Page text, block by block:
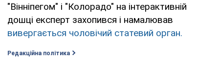
"Вінніпегом" і "Колорадо" на інтерактивній
дошці експерт захопився і намалював
вивергається чоловічий статевий орган.
Редакційна політика